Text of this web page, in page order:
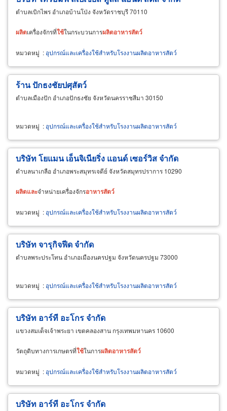
ตำบลเบิกไพร อำเภอบ้านโป่ง จังหวัดราชบุรี 70110
ผลิตเครื่องจักรที่ใช้ในกระบวนการผลิตอาหารสัตว์
หมวดหมู่ : อุปกรณ์และเครื่องใช้สำหรับโรงงานผลิตอาหารสัตว์
ร้าน ปักธงชัยปศุสัตว์
ตำบลเมืองปัก อำเภอปักธงชัย จังหวัดนครราชสีมา 30150
หมวดหมู่ : อุปกรณ์และเครื่องใช้สำหรับโรงงานผลิตอาหารสัตว์
บริษัท โยแมน เอ็นจิเนียริ่ง แอนด์ เซอร์วิส จำกัด
ตำบลนาเกลือ อำเภอพระสมุทรเจดีย์ จังหวัดสมุทรปราการ 10290
ผลิตและจำหน่ายเครื่องจักรอาหารสัตว์
หมวดหมู่ : อุปกรณ์และเครื่องใช้สำหรับโรงงานผลิตอาหารสัตว์
บริษัท จารุกิจฟีด จำกัด
ตำบลพระประโทน อำเภอเมืองนครปฐม จังหวัดนครปฐม 73000
หมวดหมู่ : อุปกรณ์และเครื่องใช้สำหรับโรงงานผลิตอาหารสัตว์
บริษัท อาร์ที อะโกร จำกัด
แขวงสมเด็จเจ้าพระยา เขตคลองสาน กรุงเทพมหานคร 10600
วัตถุดิบทางการเกษตรที่ใช้ในการผลิตอาหารสัตว์
หมวดหมู่ : อุปกรณ์และเครื่องใช้สำหรับโรงงานผลิตอาหารสัตว์
บริษัท อาร์ที อะโกร จำกัด